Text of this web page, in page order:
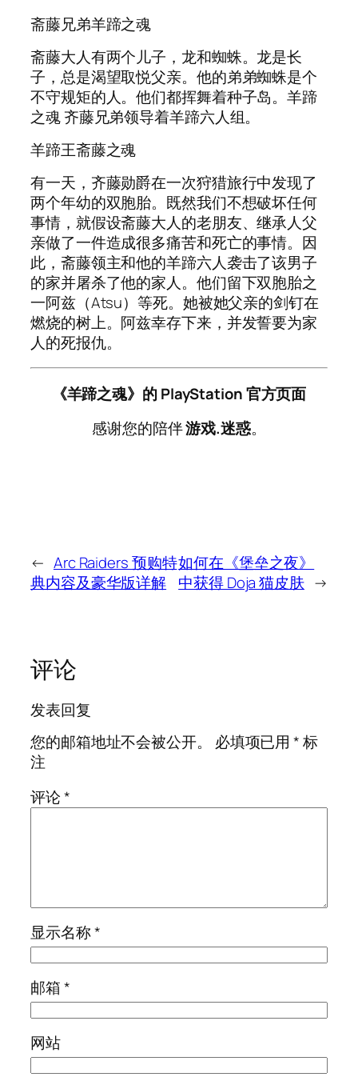
斋藤兄弟羊蹄之魂
斋藤大人有两个儿子，龙和蜘蛛。龙是长
子，总是渴望取悦父亲。他的弟弟蜘蛛是个
不守规矩的人。他们都挥舞着种子岛。羊蹄
之魂 齐藤兄弟领导着羊蹄六人组。
羊蹄王斋藤之魂
有一天，齐藤勋爵在一次狩猎旅行中发现了
两个年幼的双胞胎。既然我们不想破坏任何
事情，就假设斋藤大人的老朋友、继承人父
亲做了一件造成很多痛苦和死亡的事情。因
此，斋藤领主和他的羊蹄六人袭击了该男子
的家并屠杀了他的家人。他们留下双胞胎之
一阿兹（Atsu）等死。她被她父亲的剑钉在
燃烧的树上。阿兹幸存下来，并发誓要为家
人的死报仇。
《羊蹄之魂》的 PlayStation 官方页面
感谢您的陪伴游戏.迷惑。
← Arc Raiders 预购特
典内容及豪华版详解
如何在《堡垒之夜》
中获得 Doja 猫皮肤 →
评论
发表回复
您的邮箱地址不会被公开。
必填项已用*标
注
评论*
显示名称*
邮箱*
网站